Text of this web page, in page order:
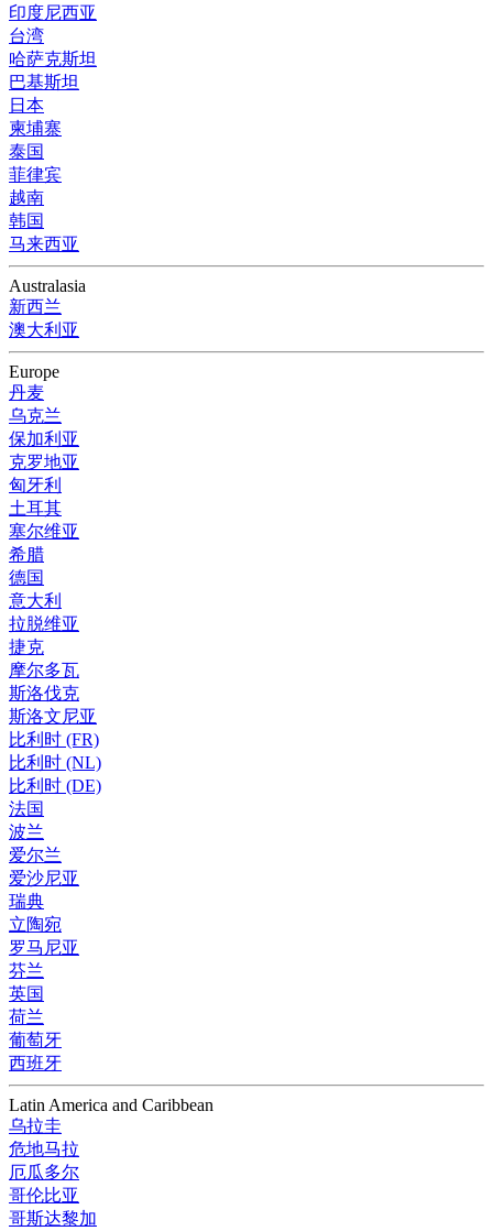
印度尼西亚
台湾
哈萨克斯坦
巴基斯坦
日本
柬埔寨
泰国
菲律宾
越南
韩国
马来西亚
Australasia
新西兰
澳大利亚
Europe
丹麦
乌克兰
保加利亚
克罗地亚
匈牙利
土耳其
塞尔维亚
希腊
德国
意大利
拉脱维亚
捷克
摩尔多瓦
斯洛伐克
斯洛文尼亚
比利时 (FR)
比利时 (NL)
比利时 (DE)
法国
波兰
爱尔兰
爱沙尼亚
瑞典
立陶宛
罗马尼亚
芬兰
英国
荷兰
葡萄牙
西班牙
Latin America and Caribbean
乌拉圭
危地马拉
厄瓜多尔
哥伦比亚
哥斯达黎加